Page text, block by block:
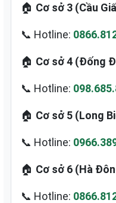
🏠 Cơ sở 3 (Cầu
📞 Hotline:
🏠 Cơ sở 4 (Đống
📞 Hotline:
🏠 Cơ sở 5 (Long
📞 Hotline:
🏠 Cơ sở 6 (Hà
📞 Hotline: